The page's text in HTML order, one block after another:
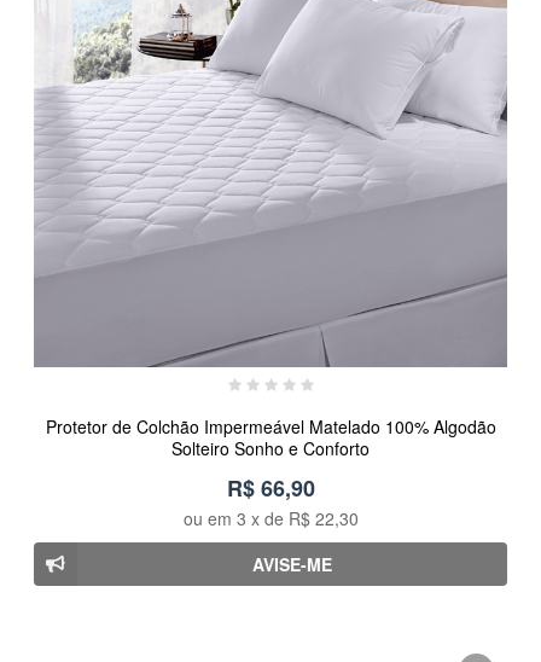
Protetor de Colchão Impermeável Matelado 100% Algodão
Solteiro Sonho e Conforto
R$ 66,90
ou em 3 x de R$ 22,30
AVISE-ME